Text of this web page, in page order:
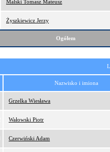
Malski Tomasz Mateusz
Żyszkiewicz Jerzy
Ogółem
Nazwisko i imiona
Grzelka Wiesława
Wałowski Piotr
Czerwiński Adam